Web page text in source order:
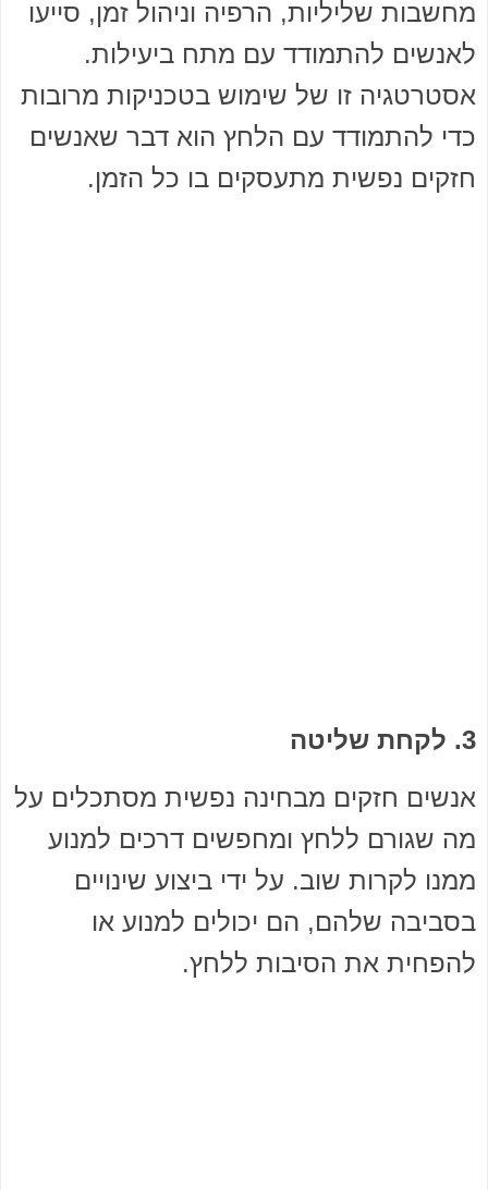
מחשבות שליליות, הרפיה וניהול זמן, סייעו
לאנשים להתמודד עם מתח ביעילות.
אסטרטגיה זו של שימוש בטכניקות מרובות
כדי להתמודד עם הלחץ הוא דבר שאנשים
חזקים נפשית מתעסקים בו כל הזמן.
3. לקחת שליטה
אנשים חזקים מבחינה נפשית מסתכלים על
מה שגורם ללחץ ומחפשים דרכים למנוע
ממנו לקרות שוב. על ידי ביצוע שינויים
בסביבה שלהם, הם יכולים למנוע או
להפחית את הסיבות ללחץ.